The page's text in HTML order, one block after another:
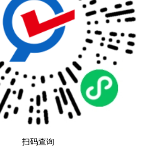
扫码查询